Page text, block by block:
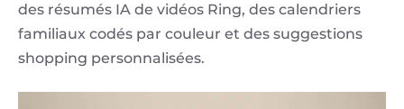
des résumés IA de vidéos Ring, des calendriers
familiaux codés par couleur et des suggestions
shopping personnalisées.